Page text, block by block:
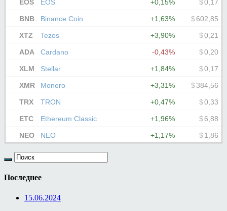
Последнее
15.06.2024